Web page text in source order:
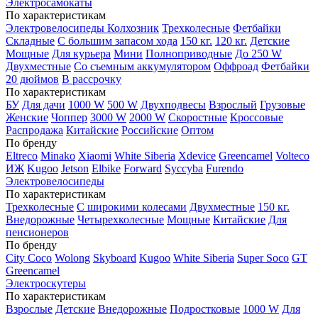
Электросамокаты
По характеристикам
Электровелосипеды Колхозник Трехколесные Фетбайки
Складные С большим запасом хода 150 кг. 120 кг. Детские
Мощные Для курьера Мини Полноприводные До 250 W
Двухместные Со съемным аккумулятором Оффроад Фетбайки
20 дюймов В рассрочку
По характеристикам
БУ Для дачи 1000 W 500 W Двухподвесы Взрослый Грузовые
Женские Чоппер 3000 W 2000 W Скоростные Кроссовые
Распродажа Китайские Российские Оптом
По бренду
Eltreco Minako Xiaomi White Siberia Xdevice Greencamel Volteco
ИЖ Kugoo Jetson Elbike Forward Syccyba Furendo
Электровелосипеды
По характеристикам
Трехколесные С широкими колесами Двухместные 150 кг.
Внедорожные Четырехколесные Мощные Китайские Для
пенсионеров
По бренду
City Coco Wolong Skyboard Kugoo White Siberia Super Soco GT
Greencamel
Электроскутеры
По характеристикам
Взрослые Детские Внедорожные Подростковые 1000 W Для